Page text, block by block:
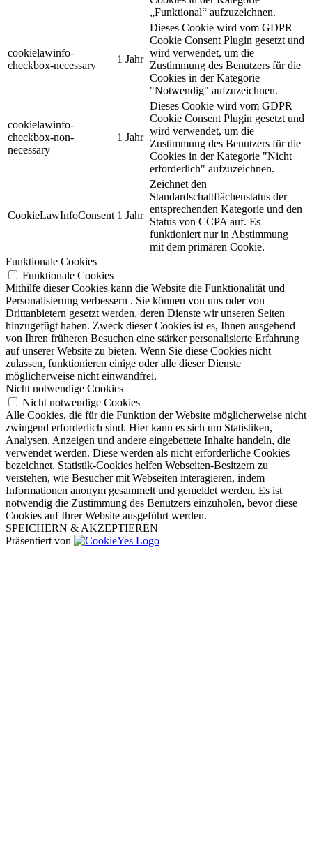
„Funktional“ aufzuzeichnen.
cookielawinfo-
checkbox-necessary
1 Jahr
Dieses Cookie wird vom GDPR
Cookie Consent Plugin gesetzt und
wird verwendet, um die
Zustimmung des Benutzers für die
Cookies in der Kategorie
"Notwendig" aufzuzeichnen.
cookielawinfo-
checkbox-non-
necessary
1 Jahr
Dieses Cookie wird vom GDPR
Cookie Consent Plugin gesetzt und
wird verwendet, um die
Zustimmung des Benutzers für die
Cookies in der Kategorie "Nicht
erforderlich" aufzuzeichnen.
CookieLawInfoConsent 1 Jahr
Zeichnet den
Standardschaltflächenstatus der
entsprechenden Kategorie und den
Status von CCPA auf. Es
funktioniert nur in Abstimmung
mit dem primären Cookie.
Funktionale Cookies
Funktionale Cookies
Mithilfe dieser Cookies kann die Website die Funktionalität und
Personalisierung verbessern . Sie können von uns oder von
Drittanbietern gesetzt werden, deren Dienste wir unseren Seiten
hinzugefügt haben. Zweck dieser Cookies ist es, Ihnen ausgehend
von Ihren früheren Besuchen eine stärker personalisierte Erfahrung
auf unserer Website zu bieten. Wenn Sie diese Cookies nicht
zulassen, funktionieren einige oder alle dieser Dienste
möglicherweise nicht einwandfrei.
Nicht notwendige Cookies
Nicht notwendige Cookies
Alle Cookies, die für die Funktion der Website möglicherweise nicht
zwingend erforderlich sind. Hier kann es sich um Statistiken,
Analysen, Anzeigen und andere eingebettete Inhalte handeln, die
verwendet werden. Diese werden als nicht erforderliche Cookies
bezeichnet. Statistik-Cookies helfen Webseiten-Besitzern zu
verstehen, wie Besucher mit Webseiten interagieren, indem
Informationen anonym gesammelt und gemeldet werden. Es ist
notwendig die Zustimmung des Benutzers einzuholen, bevor diese
Cookies auf Ihrer Website ausgeführt werden.
SPEICHERN & AKZEPTIEREN
Präsentiert von